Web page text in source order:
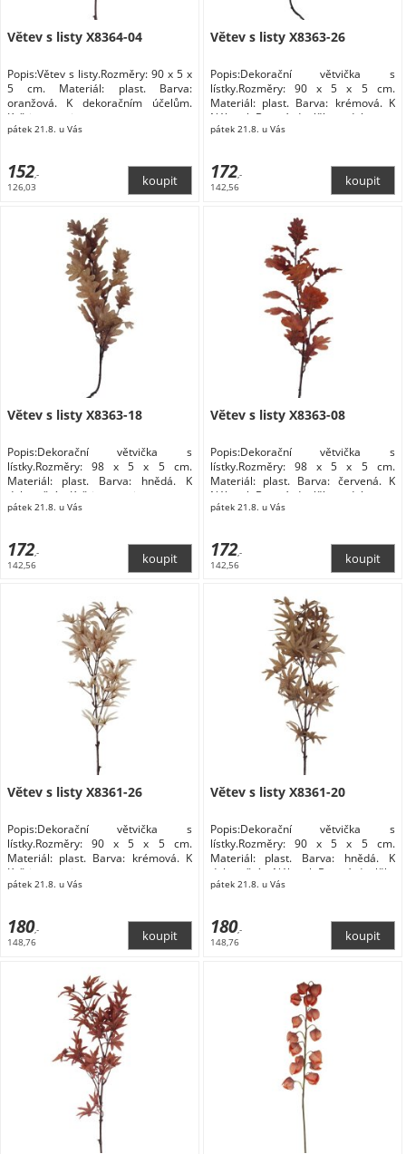
Větev s listy X8364-04
Popis:Větev s listy.Rozměry: 90 x 5 x
5 cm. Materiál: plast. Barva:
oranžová. K dekoračním účelům.
Květiny a stojany
pátek 21.8. u Vás
152,-
126,03
Větev s listy X8363-26
Popis:Dekorační větvička s
lístky.Rozměry: 90 x 5 x 5 cm.
Materiál: plast. Barva: krémová. K
Nábytek Bytové doplňky a dekorace
Květiny a stojany Květiny
pátek 21.8. u Vás
172,-
142,56
Větev s listy X8363-18
Popis:Dekorační větvička s
lístky.Rozměry: 98 x 5 x 5 cm.
Materiál: plast. Barva: hnědá. K
dekoračním Květiny a stojany
pátek 21.8. u Vás
172,-
142,56
Větev s listy X8363-08
Popis:Dekorační větvička s
lístky.Rozměry: 98 x 5 x 5 cm.
Materiál: plast. Barva: červená. K
Nábytek Bytové doplňky a dekorace
Květiny a stojany Květiny
pátek 21.8. u Vás
172,-
142,56
Větev s listy X8361-26
Popis:Dekorační větvička s
lístky.Rozměry: 90 x 5 x 5 cm.
Materiál: plast. Barva: krémová. K
Květiny a stojany
pátek 21.8. u Vás
180,-
148,76
Větev s listy X8361-20
Popis:Dekorační větvička s
lístky.Rozměry: 90 x 5 x 5 cm.
Materiál: plast. Barva: hnědá. K
dekoračním Nábytek Bytové doplňky
a dekorace Květiny a stojany Květiny
pátek 21.8. u Vás
180,-
148,76